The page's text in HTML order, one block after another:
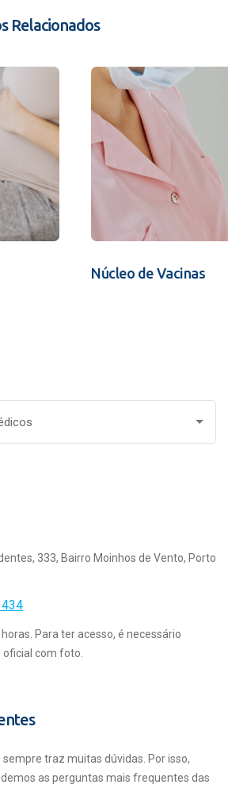
Relacionados
Núcleo de Vacinas
333, Bairro Moinhos de Vento, Porto
Para ter acesso, é necessário
com foto.
traz muitas dúvidas. Por isso,
as perguntas mais frequentes das